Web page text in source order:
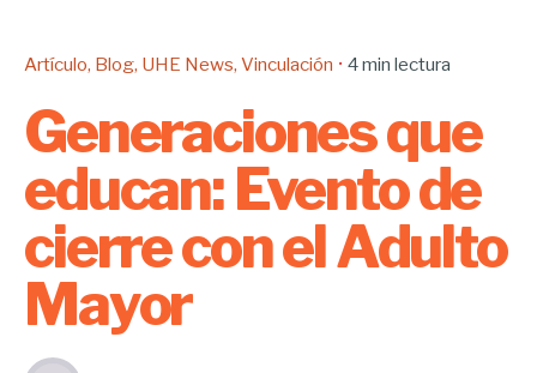
Artículo Blog UHE News Vinculación 4 min lectura
Generaciones que
educan: Evento de
cierre con el Adulto
Mayor